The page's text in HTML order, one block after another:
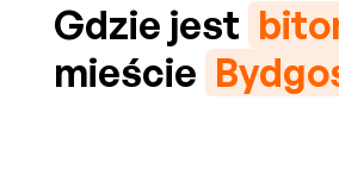
Gdzie jest
mieście